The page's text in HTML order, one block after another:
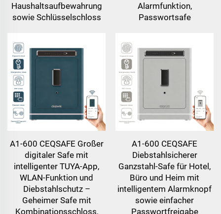
Haushaltsaufbewahrung
sowie Schlüsselschloss
Alarmfunktion,
Passwortsafe
A1-600 CEQSAFE Großer
digitaler Safe mit
intelligenter TUYA-App,
WLAN-Funktion und
Diebstahlschutz –
Geheimer Safe mit
Kombinationsschloss,
A1-600 CEQSAFE
Diebstahlsicherer
Ganzstahl-Safe für Hotel,
Büro und Heim mit
intelligentem Alarmknopf
sowie einfacher
Passwortfreigabe